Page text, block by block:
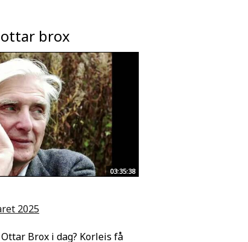
brox
03:35:38
2025
Brox i dag? Korleis få